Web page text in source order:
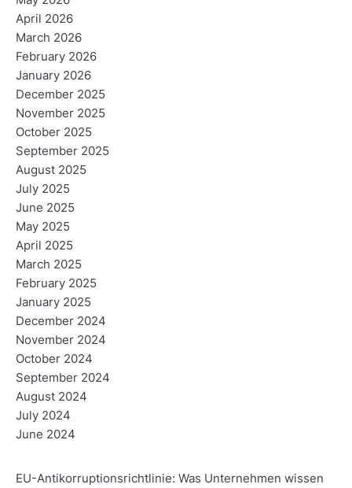
April 2026
March 2026
February 2026
January 2026
December 2025
November 2025
October 2025
September 2025
August 2025
July 2025
June 2025
May 2025
April 2025
March 2025
February 2025
January 2025
December 2024
November 2024
October 2024
September 2024
August 2024
July 2024
June 2024
EU-Antikorruptionsrichtlinie: Was Unternehmen wissen